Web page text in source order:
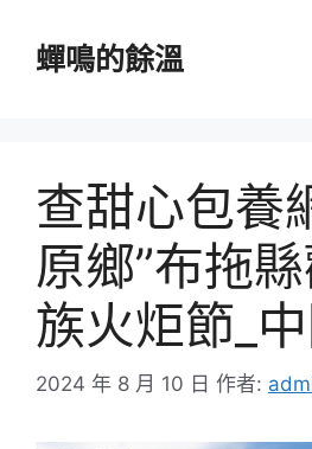
蟬鳴的餘溫
查甜心包養
原鄉”布拖
族火炬節_
2024 年 8 月 10 日 作者: